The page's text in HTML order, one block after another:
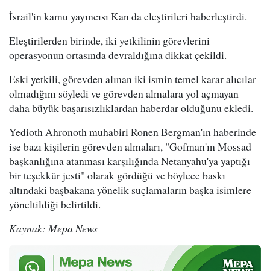
İsrail'in kamu yayıncısı Kan da eleştirileri haberleştirdi.
Eleştirilerden birinde, iki yetkilinin görevlerini
operasyonun ortasında devraldığına dikkat çekildi.
Eski yetkili, görevden alınan iki ismin temel karar alıcılar
olmadığını söyledi ve görevden almalara yol açmayan
daha büyük başarısızlıklardan haberdar olduğunu ekledi.
Yedioth Ahronoth muhabiri Ronen Bergman'ın haberinde
ise bazı kişilerin görevden almaları, "Gofman'ın Mossad
başkanlığına atanması karşılığında Netanyahu'ya yaptığı
bir teşekkür jesti" olarak gördüğü ve böylece baskı
altındaki başbakana yönelik suçlamaların başka isimlere
yöneltildiği belirtildi.
Kaynak: Mepa News